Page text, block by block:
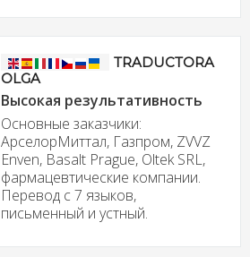
TRADUCTORA
OLGA
Высокая результативность
Основные заказчики:
АрселорМиттал, Газпром, ZVVZ
Enven, Basalt Prague, Oltek SRL,
фармацевтические компании.
Перевод с 7 языков,
письменный и устный.